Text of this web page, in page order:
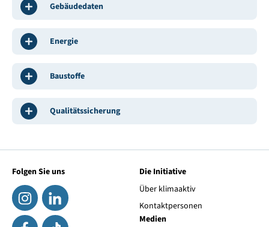
Gebäudedaten
Energie
Baustoffe
Qualitätssicherung
Folgen Sie uns
Die Initiative
Über klimaaktiv
Kontaktpersonen
Medien